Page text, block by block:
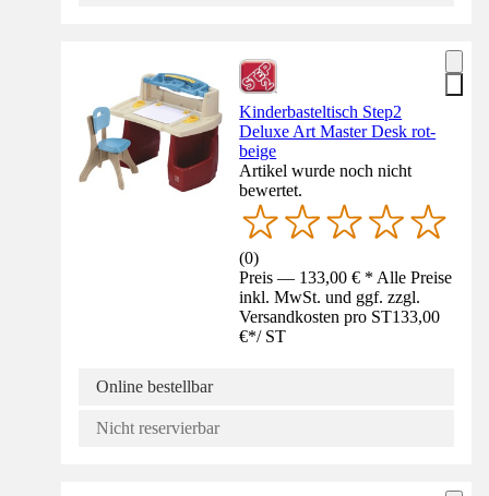
Kinderbasteltisch Step2
Deluxe Art Master Desk rot-
beige
Artikel wurde noch nicht
bewertet.
(0)
Preis — 133,00 € * Alle Preise
inkl. MwSt. und ggf. zzgl.
Versandkosten pro ST133,00
€*/ ST
Online bestellbar
Nicht reservierbar